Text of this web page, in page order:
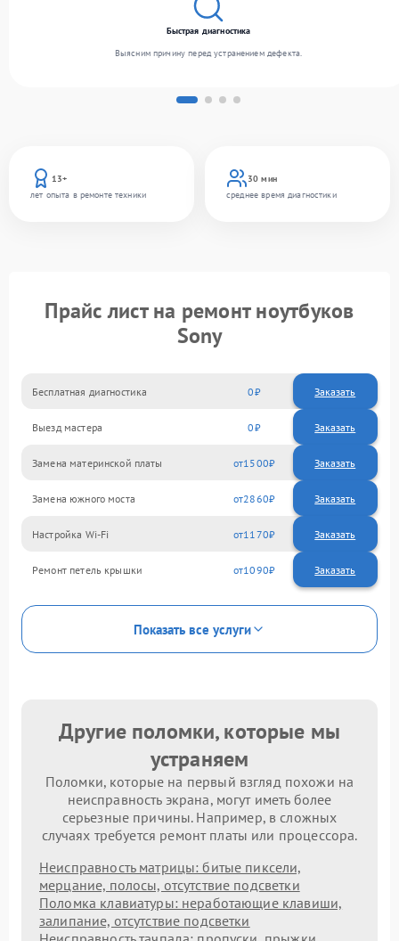
13+
лет опыта в ремонте техники
30 мин
среднее время диагностики
Быстрая диагностика
Выясним причину перед устранением дефекта.
Прайс лист на ремонт ноутбуков
Sony
Бесплатная диагностика 0 Заказать
Выезд мастера 0 Заказать
Замена материнской платы 1500
Замена южного моста 2860
Настройка Wi-Fi 1170
Ремонт петель крышки 1090
Показать все услуги
Другие поломки, которые мы
устраняем
Поломки, которые на первый взгляд похожи на
неисправность экрана, могут иметь более
серьезные причины. Например, в сложных
случаях требуется ремонт платы или процессора.
Неисправность матрицы: битые пиксели,
мерцание, полосы, отсутствие подсветки
Поломка клавиатуры: неработающие клавиши,
залипание, отсутствие подсветки